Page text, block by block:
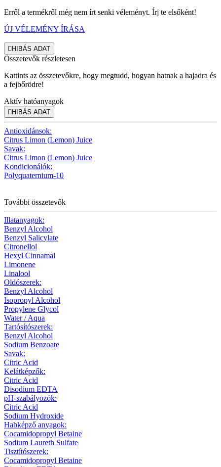
Erről a termékről még nem írt senki véleményt. Írj te elsőként!
ÚJ VÉLEMÉNY ÍRÁSA
HIBÁS ADAT
Összetevők részletesen
Kattints az összetevőkre, hogy megtudd, hogyan hatnak a hajadra és
a fejbőrödre!
Aktív hatóanyagok
HIBÁS ADAT
Antioxidánsok:
Citrus Limon (Lemon) Juice
Savak:
Citrus Limon (Lemon) Juice
Kondicionálók:
Polyquaternium-10
További összetevők
Illatanyagok:
Benzyl Alcohol
Benzyl Salicylate
Citronellol
Hexyl Cinnamal
Limonene
Linalool
Oldószerek:
Benzyl Alcohol
Isopropyl Alcohol
Propylene Glycol
Water / Aqua
Tartósítószerek:
Benzyl Alcohol
Sodium Benzoate
Savak:
Citric Acid
Kelátképzők:
Citric Acid
Disodium EDTA
pH-szabályozók:
Citric Acid
Sodium Hydroxide
Habképző anyagok:
Cocamidopropyl Betaine
Sodium Laureth Sulfate
Tisztítószerek:
Cocamidopropyl Betaine